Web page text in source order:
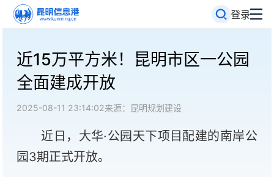
登录
近15万平方米！昆明市区一公园
全面建成开放
2025-08-11 23:14:02来源：昆明规划建设
近日，大华·公园天下项目配建的南岸公
园3期正式开放。